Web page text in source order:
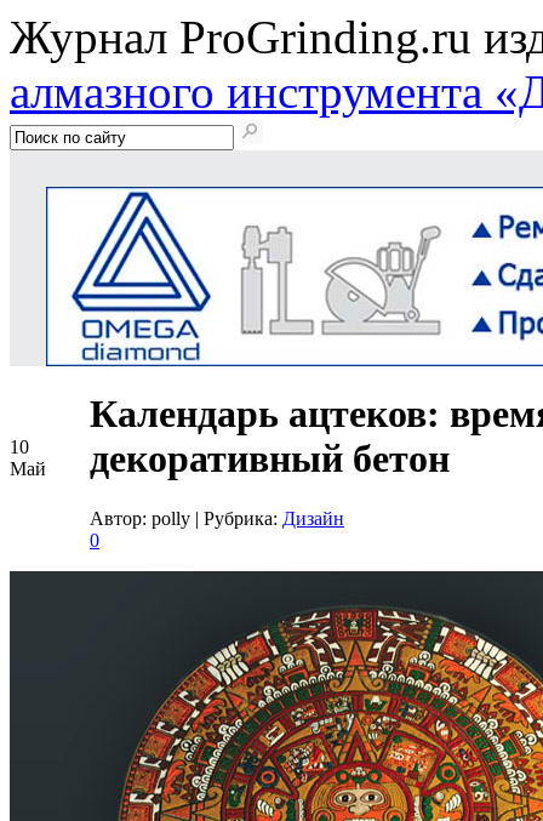
Журнал ProGrinding.ru
алмазного инструмента
10
Май
Календарь ацтеков:
декоративный бетон
Автор: polly | Рубрика: Дизайн
0